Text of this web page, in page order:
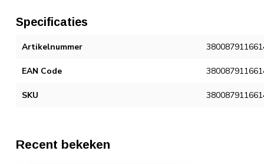
Specificaties
Artikelnummer
EAN Code
SKU
Recent bekeken